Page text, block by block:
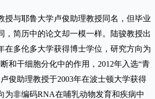
授与耶鲁大学卢俊助理教授同名，但毕业
，简历中的论文却一模一样。陆骏教授出
在多伦多大学获得博士学位，研究方向为
和干细胞分化中的作用，2012年入选“青
俊助理教授于2003年在波士顿大学获得
为非编码RNA在哺乳动物发育和疾病中